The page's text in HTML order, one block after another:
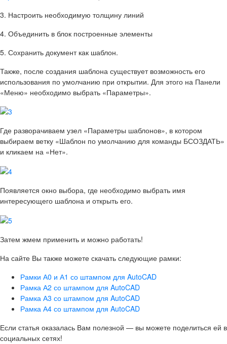
3. Настроить необходимую толщину линий
4. Объединить в блок построенные элементы
5. Сохранить документ как шаблон.
Также, после создания шаблона существует возможность его
использования по умолчанию при открытии. Для этого на Панели
«Меню» необходимо выбрать «Параметры».
Где разворачиваем узел «Параметры шаблонов», в котором
выбираем ветку «Шаблон по умолчанию для команды БСОЗДАТЬ»
и кликаем на «Нет».
Появляется окно выбора, где необходимо выбрать имя
интересующего шаблона и открыть его.
Затем жмем применить и можно работать!
На сайте Вы также можете скачать следующие рамки:
Рамки А0 и А1 со штампом для AutoCAD
Рамка А2 со штампом для AutoCAD
Рамка А3 со штампом для AutoCAD
Рамка А4 со штампом для AutoCAD
Если статья оказалась Вам полезной — вы можете поделиться ей в
социальных сетях!